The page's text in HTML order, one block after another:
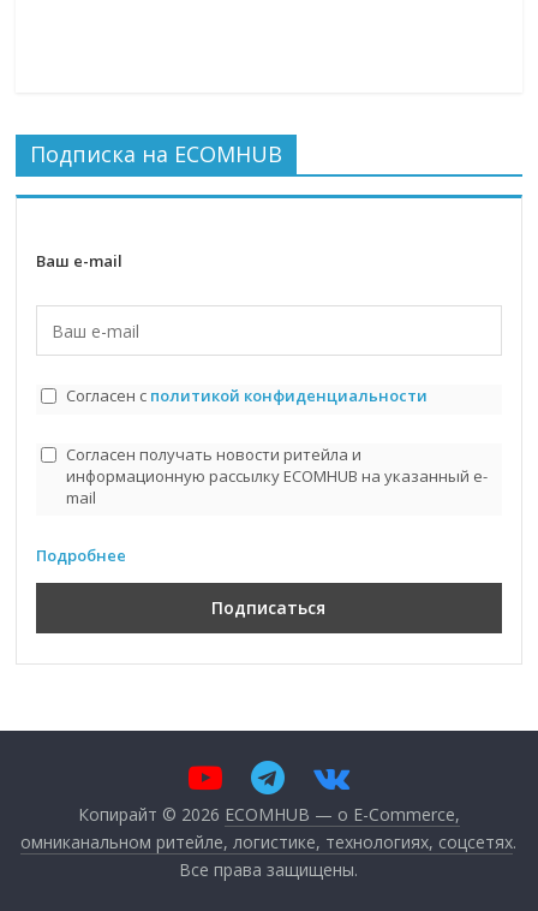
Подписка на ECOMHUB
Ваш e-mail
Согласен с политикой конфиденциальности
Согласен получать новости ритейла и
информационную рассылку ECOMHUB на указанный e-
mail
Подробнее
Копирайт © 2026 ECOMHUB — о E-Commerce,
омниканальном ритейле, логистике, технологиях, соцсетях.
Все права защищены.